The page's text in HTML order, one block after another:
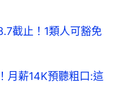
截止！1類人可豁免
月薪14K預聽粗口:這